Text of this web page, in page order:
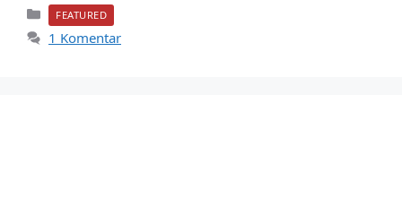
Kategori
FEATURED
1 Komentar